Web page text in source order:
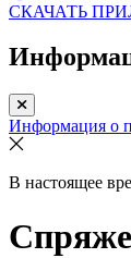
СКАЧАТЬ
Информация о
В настоящее